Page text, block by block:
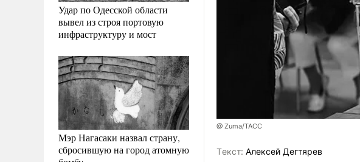
Удар по Одесской области
вывел из строя портовую
инфраструктуру и мост
Мэр Нагасаки назвал страну,
сбросившую на город атомную
@ Zuma/ТАСС
Tекст: Алексей Дегтярев